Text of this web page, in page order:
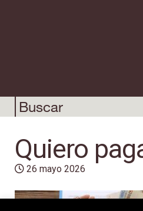
Quiero
26 mayo 2026